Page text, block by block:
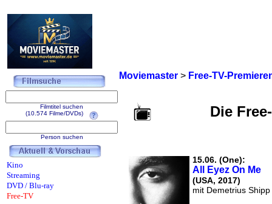
Moviemaster > Free-TV-
Die
15.06. (One):
All Eyez On Me
(USA, 2017)
mit Demetrius
Filmtitel suchen
(10.574 Filme/DVDs)
Person suchen
Kino
Streaming
DVD / Blu-ray
Free-TV